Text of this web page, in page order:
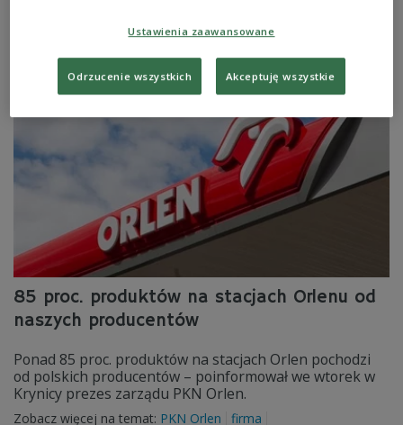
Zobacz więcej na temat:Polskie Radio 24 Adrian Klarenbach
Kongres 590 kongres 590 w Jasionce 2019 POLSKA
85 proc. produktów na stacjach Orlenu od
naszych producentów
Ponad 85 proc. produktów na stacjach Orlen pochodzi
od polskich producentów – poinformował we wtorek w
Krynicy prezes zarządu PKN Orlen.
Zobacz więcej na temat: PKN Orlen
firma
Ustawienia zaawansowane
Odrzucenie wszystkich Akceptuję wszystkie